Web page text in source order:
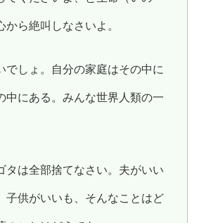
から絶叫しなさいよ。
でしょ。自分の家庭はその中に
中にある。みんな世界人類の一
タは全部捨てなさい。夫がいい
子供がいいも、そんなことはど